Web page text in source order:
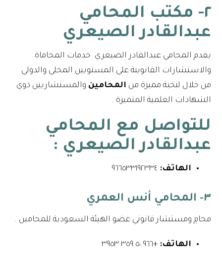
٢- مكتب المحامي
عبدالقادر الصيعري
يقدم المحامي عبدالقادر الصيعري خدمات المحاماة
والاستشارات القانوينة علي المستويين المحلي والدولي
من خلال لنخبة مميزة من المحامين والمستشاريين ذوي
الشهادات العلمية المتميزة .
للتواصل مع المحامي
عبدالقادر الصيعري :
الهاتف:
٣- المحامي أنس العمري
محامِ ومستشار قانوني عضو الهيئة السعودية للمحامين .
الهاتف: +٩٦٦ ٥٠ ٣٥٩ ٣٩٥٣